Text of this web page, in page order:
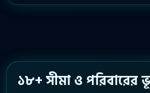
১৮+ সীমা ও পরিবারের